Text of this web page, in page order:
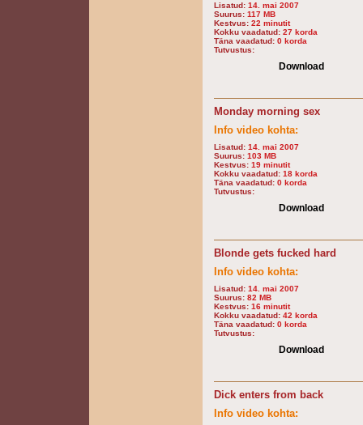
Lisatud: 14. mai 2007
Suurus: 117 MB
Kestvus: 22 minutit
Kokku vaadatud: 27 korda
Täna vaadatud: 0 korda
Tutvustus:
Download
Monday morning sex
Info video kohta:
Lisatud: 14. mai 2007
Suurus: 103 MB
Kestvus: 19 minutit
Kokku vaadatud: 18 korda
Täna vaadatud: 0 korda
Tutvustus:
Download
Blonde gets fucked hard
Info video kohta:
Lisatud: 14. mai 2007
Suurus: 82 MB
Kestvus: 16 minutit
Kokku vaadatud: 42 korda
Täna vaadatud: 0 korda
Tutvustus:
Download
Dick enters from back
Info video kohta: